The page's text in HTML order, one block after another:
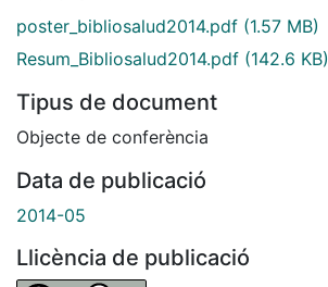
poster_bibliosalud2014.pdf (1.57 MB)
Resum_Bibliosalud2014.pdf (142.6 KB)
Tipus de document
Objecte de conferència
Data de publicació
2014-05
Llicència de publicació